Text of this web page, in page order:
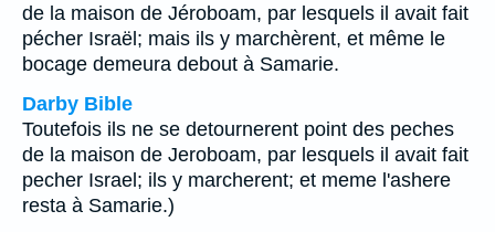
de la maison de Jéroboam, par lesquels il avait fait
pécher Israël; mais ils y marchèrent, et même le
bocage demeura debout à Samarie.
Darby Bible
Toutefois ils ne se detournerent point des peches
de la maison de Jeroboam, par lesquels il avait fait
pecher Israel; ils y marcherent; et meme l'ashere
resta à Samarie.)